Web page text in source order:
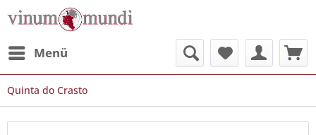
Menü
Quinta do Crasto